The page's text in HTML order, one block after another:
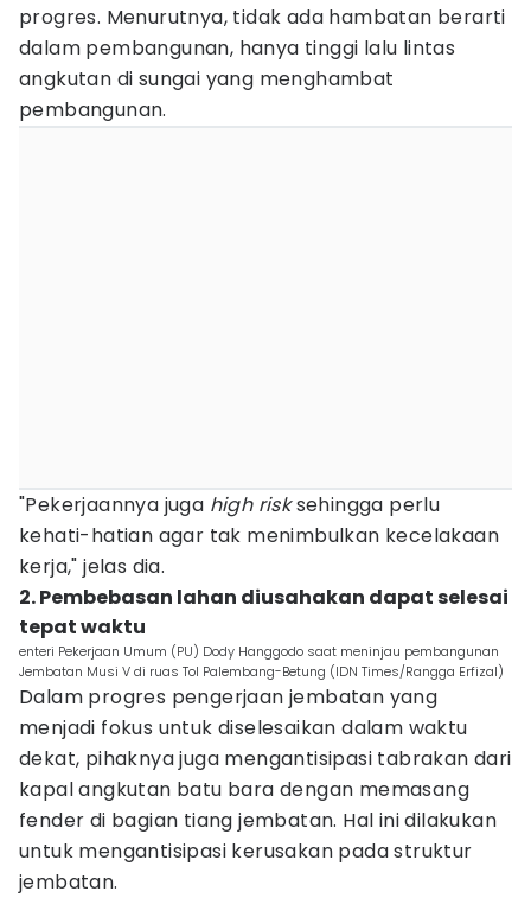
progres. Menurutnya, tidak ada hambatan berarti
dalam pembangunan, hanya tinggi lalu lintas
angkutan di sungai yang menghambat
pembangunan.
"Pekerjaannya juga high risksehingga perlu
kehati-hatian agar tak menimbulkan kecelakaan
kerja," jelas dia.
2. Pembebasan lahan diusahakan dapat selesai
tepat waktu
enteri Pekerjaan Umum (PU) Dody Hanggodo saat meninjau pembangunan
Jembatan Musi V di ruas Tol Palembang-Betung (IDN Times/Rangga Erfizal)
Dalam progres pengerjaan jembatan yang
menjadi fokus untuk diselesaikan dalam waktu
dekat, pihaknya juga mengantisipasi tabrakan dari
kapal angkutan batu bara dengan memasang
fender di bagian tiang jembatan. Hal ini dilakukan
untuk mengantisipasi kerusakan pada struktur
jembatan.